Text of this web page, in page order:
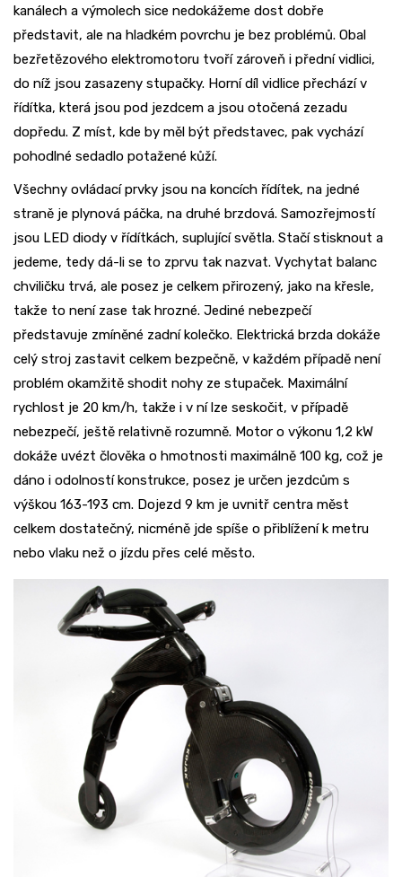
kanálech a výmolech sice nedokážeme dost dobře
představit, ale na hladkém povrchu je bez problémů. Obal
bezřetězového elektromotoru tvoří zároveň i přední vidlici,
do níž jsou zasazeny stupačky. Horní díl vidlice přechází v
řídítka, která jsou pod jezdcem a jsou otočená zezadu
dopředu. Z míst, kde by měl být představec, pak vychází
pohodlné sedadlo potažené kůží.
Všechny ovládací prvky jsou na koncích řídítek, na jedné
straně je plynová páčka, na druhé brzdová. Samozřejmostí
jsou LED diody v řídítkách, suplující světla. Stačí stisknout a
jedeme, tedy dá-li se to zprvu tak nazvat. Vychytat balanc
chviličku trvá, ale posez je celkem přirozený, jako na křesle,
takže to není zase tak hrozné. Jediné nebezpečí
představuje zmíněné zadní kolečko. Elektrická brzda dokáže
celý stroj zastavit celkem bezpečně, v každém případě není
problém okamžitě shodit nohy ze stupaček. Maximální
rychlost je 20 km/h, takže i v ní lze seskočit, v případě
nebezpečí, ještě relativně rozumně. Motor o výkonu 1,2 kW
dokáže uvézt člověka o hmotnosti maximálně 100 kg, což je
dáno i odolností konstrukce, posez je určen jezdcům s
výškou 163-193 cm. Dojezd 9 km je uvnitř centra měst
celkem dostatečný, nicméně jde spíše o přiblížení k metru
nebo vlaku než o jízdu přes celé město.